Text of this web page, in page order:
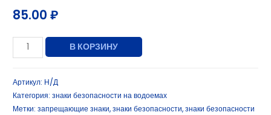
85.00₽
В КОРЗИНУ
Артикул: Н/Д
Категория:знаки безопасности на водоемах
Метки:запрещающие знаки,знаки безопасности,знаки безопасности